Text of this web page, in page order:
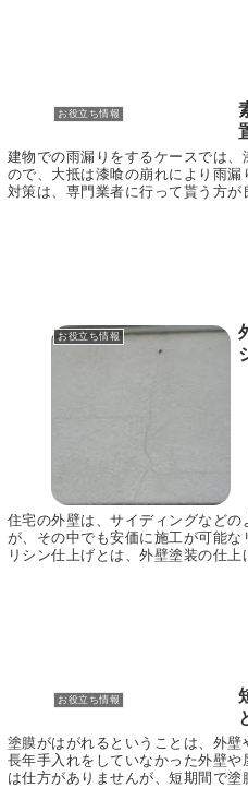
お役立ち情報
建物での雨漏りをするケースでは
ので、大抵は漆喰の崩れにより雨
対策は、専門業者に行って貰う方
お役立ち情報
住宅の外壁は、サイディングなど
が、その中でも安価に施工が可能な
リシン仕上げとは、外壁塗装の仕
お役立ち情報
塗膜がはがれるということは、外壁
長年手入れをしていなかった外壁
は仕方がありませんが、短期間で塗